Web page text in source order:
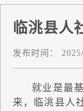
临洮县人
发布时间：
就业是最基
来，临洮县人